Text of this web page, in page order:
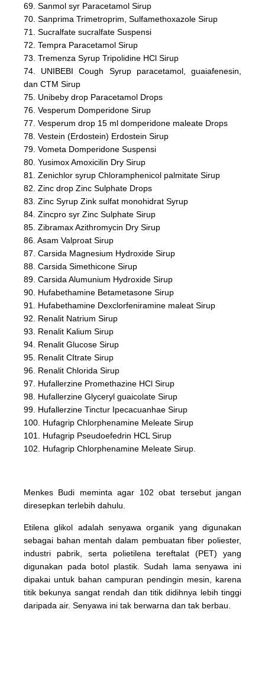
69. Sanmol syr Paracetamol Sirup
70. Sanprima Trimetroprim, Sulfamethoxazole Sirup
71. Sucralfate sucralfate Suspensi
72. Tempra Paracetamol Sirup
73. Tremenza Syrup Tripolidine HCl Sirup
74. UNIBEBI Cough Syrup paracetamol, guaiafenesin,
dan CTM Sirup
75. Unibeby drop Paracetamol Drops
76. Vesperum Domperidone Sirup
77. Vesperum drop 15 ml domperidone maleate Drops
78. Vestein (Erdostein) Erdostein Sirup
79. Vometa Domperidone Suspensi
80. Yusimox Amoxicilin Dry Sirup
81. Zenichlor syrup Chloramphenicol palmitate Sirup
82. Zinc drop Zinc Sulphate Drops
83. Zinc Syrup Zink sulfat monohidrat Syrup
84. Zincpro syr Zinc Sulphate Sirup
85. Zibramax Azithromycin Dry Sirup
86. Asam Valproat Sirup
87. Carsida Magnesium Hydroxide Sirup
88. Carsida Simethicone Sirup
89. Carsida Alumunium Hydroxide Sirup
90. Hufabethamine Betametasone Sirup
91. Hufabethamine Dexclorfeniramine maleat Sirup
92. Renalit Natrium Sirup
93. Renalit Kalium Sirup
94. Renalit Glucose Sirup
95. Renalit CItrate Sirup
96. Renalit Chlorida Sirup
97. Hufallerzine Promethazine HCl Sirup
98. Hufallerzine Glyceryl guaicolate Sirup
99. Hufallerzine Tinctur Ipecacuanhae Sirup
100. Hufagrip Chlorphenamine Meleate Sirup
101. Hufagrip Pseudoefedrin HCL Sirup
102. Hufagrip Chlorphenamine Meleate Sirup.
Menkes Budi meminta agar 102 obat tersebut jangan
diresepkan terlebih dahulu.
Etilena glikol adalah senyawa organik yang digunakan
sebagai bahan mentah dalam pembuatan fiber poliester,
industri pabrik, serta polietilena tereftalat (PET) yang
digunakan pada botol plastik. Sudah lama senyawa ini
dipakai untuk bahan campuran pendingin mesin, karena
titik bekunya sangat rendah dan titik didihnya lebih tinggi
daripada air. Senyawa ini tak berwarna dan tak berbau.